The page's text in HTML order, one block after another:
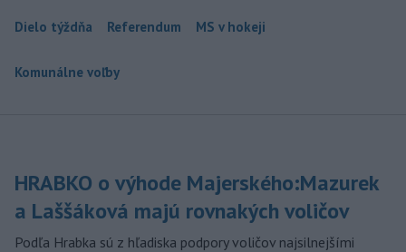
Dielo týždňa Referendum MS v hokeji
Komunálne voľby
HRABKO o výhode Majerského:Mazurek
a Laššáková majú rovnakých voličov
Podľa Hrabka sú z hľadiska podpory voličov najsilnejšími